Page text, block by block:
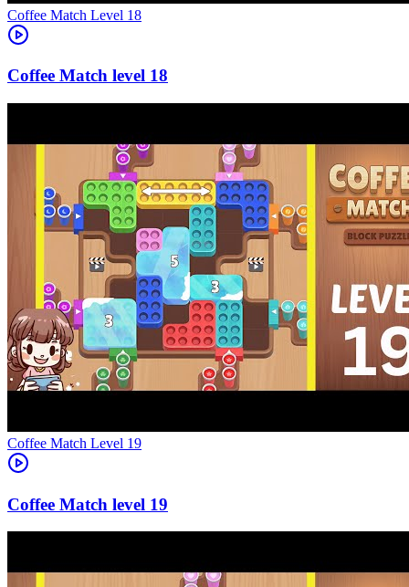
Level 18
18
Level 19
19